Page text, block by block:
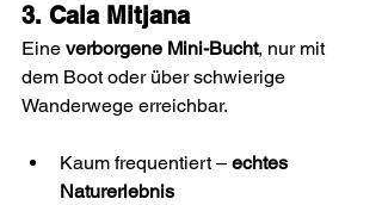
3. Cala Mitjana
Eine verborgene Mini-Bucht, nur mit
dem Boot oder über schwierige
Wanderwege erreichbar.
Kaum frequentiert – echtes
Naturerlebnis